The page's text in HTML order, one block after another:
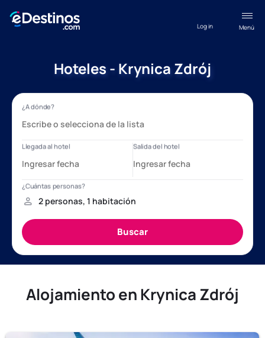
Menú
Log in
Hoteles - Krynica Zdrój
Alojamiento en Krynica Zdrój